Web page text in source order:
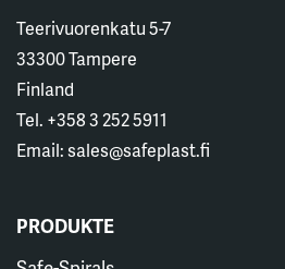
Teerivuorenkatu 5-7
33300 Tampere
Finland
Tel. +358 3 252 5911
Email: sales@safeplast.fi
PRODUKTE